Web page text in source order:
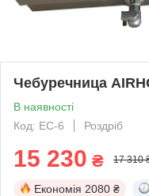
Чебуречница
В наявності
Код: EC-6
Роздріб
15 230 ₴ 17 310
Економія 2080 ₴